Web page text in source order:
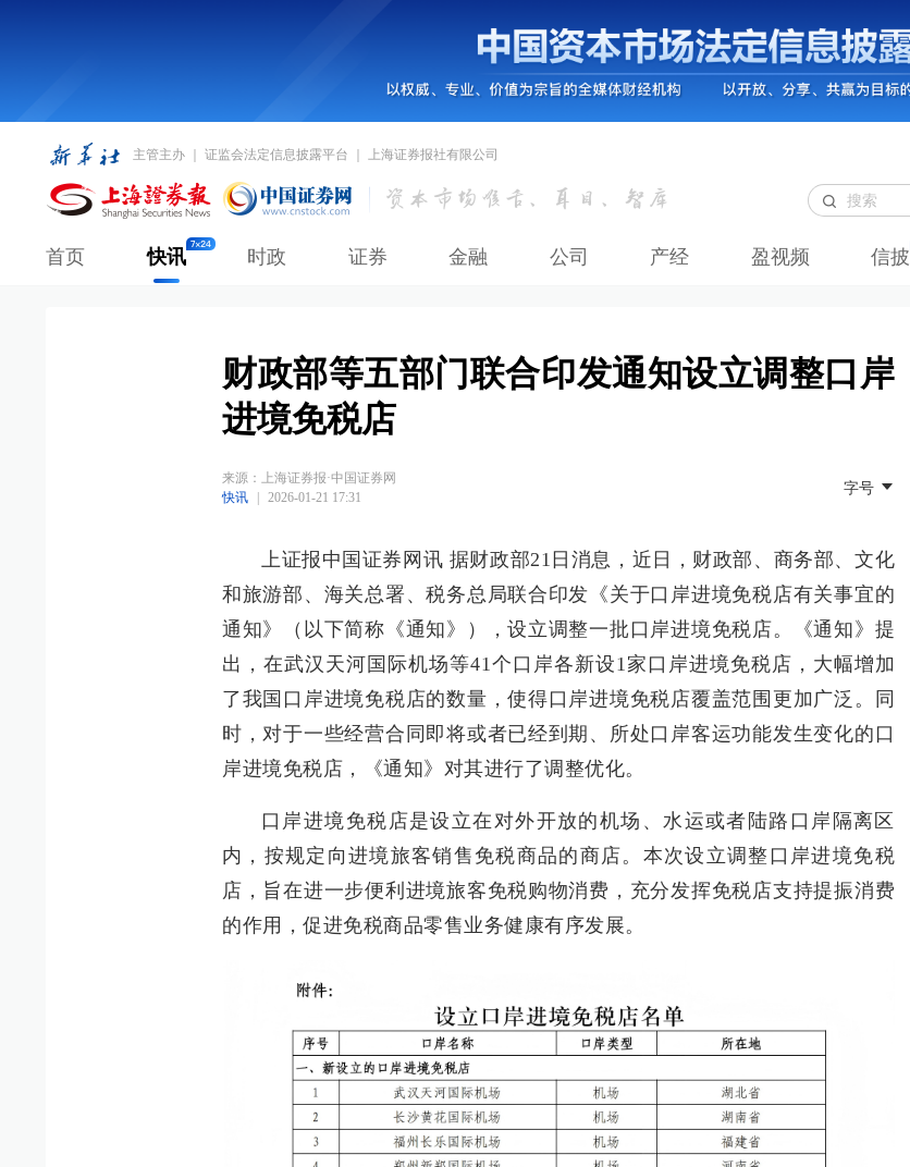
主管主办 ｜ 证监会法定信息披露平台 ｜ 上海证券报社有限公司
首页 快讯 时政 证券 金融 公司 产经 盈视频 信披
财政部等五部门联合印发通知设立调整口岸
进境免税店
来源：
上海证券报·中国证券网
快讯
2026-01-21 17:31
字号
上证报中国证券网讯 据财政部21日消息，近日，财政部、商务部、文化
和旅游部、海关总署、税务总局联合印发《关于口岸进境免税店有关事宜的
通知》（以下简称《通知》），设立调整一批口岸进境免税店。《通知》提
出，在武汉天河国际机场等41个口岸各新设1家口岸进境免税店，大幅增加
了我国口岸进境免税店的数量，使得口岸进境免税店覆盖范围更加广泛。同
时，对于一些经营合同即将或者已经到期、所处口岸客运功能发生变化的口
岸进境免税店，《通知》对其进行了调整优化。
口岸进境免税店是设立在对外开放的机场、水运或者陆路口岸隔离区
内，按规定向进境旅客销售免税商品的商店。本次设立调整口岸进境免税
店，旨在进一步便利进境旅客免税购物消费，充分发挥免税店支持提振消费
的作用，促进免税商品零售业务健康有序发展。